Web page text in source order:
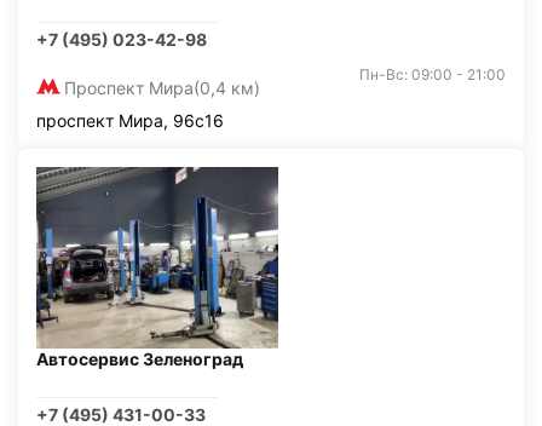
+7 (495) 023-42-98
Проспект Мира(0,4 км)
Пн-Вс: 09:00 - 21:00
проспект Мира, 96с16
Автосервис Зеленоград
+7 (495) 431-00-33